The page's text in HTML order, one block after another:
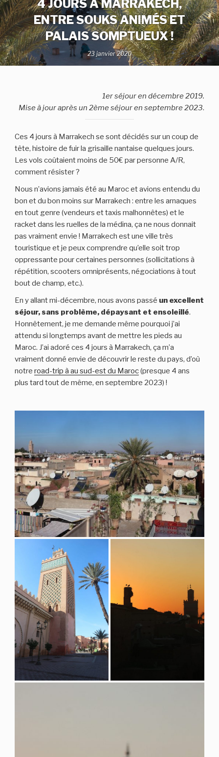
4 JOURS À MARRAKECH,
ENTRE SOUKS ANIMÉS ET
PALAIS SOMPTUEUX !
23 janvier 2020
1er séjour en décembre 2019.
Mise à jour après un 2ème séjour en septembre 2023.
Ces 4 jours à Marrakech se sont décidés sur un coup de
tête, histoire de fuir la grisaille nantaise quelques jours.
Les vols coûtaient moins de 50€ par personne A/R,
comment résister ?
Nous n’avions jamais été au Maroc et avions entendu du
bon et du bon moins sur Marrakech : entre les arnaques
en tout genre (vendeurs et taxis malhonnêtes) et le
racket dans les ruelles de la médina, ça ne nous donnait
pas vraiment envie ! Marrakech est une ville très
touristique et je peux comprendre qu’elle soit trop
oppressante pour certaines personnes (sollicitations à
répétition, scooters omniprésents, négociations à tout
bout de champ, etc.).
En y allant mi-décembre, nous avons passé un excellent
séjour, sans problème, dépaysant et ensoleillé.
Honnêtement, je me demande même pourquoi j’ai
attendu si longtemps avant de mettre les pieds au
Maroc. J’ai adoré ces 4 jours à Marrakech, ça m’a
vraiment donné envie de découvrir le reste du pays, d’où
notre road-trip à au sud-est du Maroc(presque 4 ans
plus tard tout de même, en septembre 2023) !